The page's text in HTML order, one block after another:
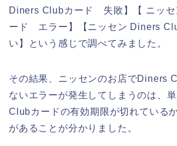
Diners Clubカード 失敗】【 ニッ
ード エラー】【ニッセン Diners
い】という感じで調べてみました。
その結果、ニッセンのお店でDiners
ないエラーが発生してしまうのは、
Clubカードの有効期限が切れている
があることが分かりました。